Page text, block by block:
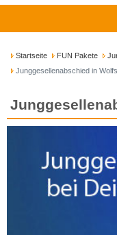
Startseite FUN Pakete
Junggesellenabschied in